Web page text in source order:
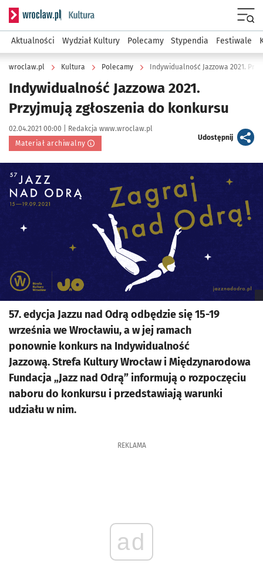
Serwis informacyjny wroclaw.pl podserwis: Kultura
Aktualności Wydział Kultury Polecamy Stypendia Festiwale
wroclaw.pl Kultura Polecamy Indywidualność Jazzowa 2021.
Indywidualność Jazzowa 2021.
Przyjmują zgłoszenia do konkursu
Data publikacji:
02.04.2021 00:00 | Autor:
Redakcja www.wroclaw.pl
Materiał archiwalny
Udostępnijartykuł
57. edycja Jazzu nad Odrą odbędzie się 15-19
września we Wrocławiu, a w jej ramach
ponownie konkurs na Indywidualność
Jazzową. Strefa Kultury Wrocław i Międzynarodowa
Fundacja „Jazz nad Odrą” informują o rozpoczęciu
naboru do konkursu i przedstawiają warunki
udziału w nim.
REKLAMA
ad